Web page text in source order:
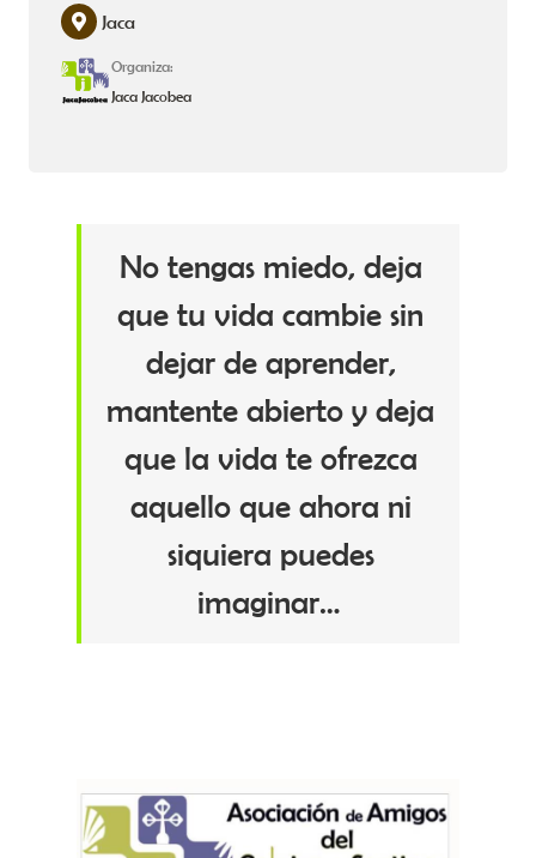
Jaca
Organiza:
Jaca Jacobea
No tengas miedo, deja
que tu vida cambie sin
dejar de aprender,
mantente abierto y deja
que la vida te ofrezca
aquello que ahora ni
siquiera puedes
imaginar…